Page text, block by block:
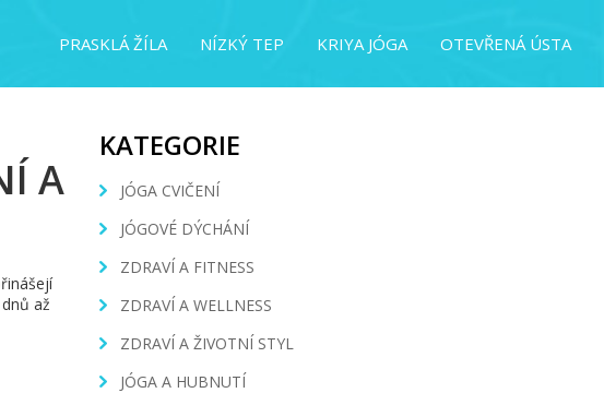
PRASKLÁ ŽÍLA NÍZKÝ TEP KRIYA JÓGA OTEVŘENÁ ÚSTA
A
až
KATEGORIE
JÓGA CVIČENÍ
JÓGOVÉ DÝCHÁNÍ
ZDRAVÍ A FITNESS
ZDRAVÍ A WELLNESS
ZDRAVÍ A ŽIVOTNÍ STYL
JÓGA A HUBNUTÍ